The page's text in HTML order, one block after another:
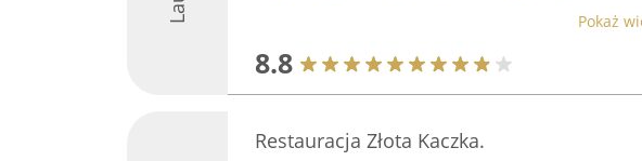
Pokaż
8.8
Restauracja Złota Kaczka.